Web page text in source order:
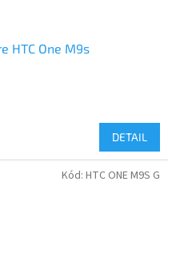
HTC One M9s
DETAIL
Kód: HTC ONE M9S G